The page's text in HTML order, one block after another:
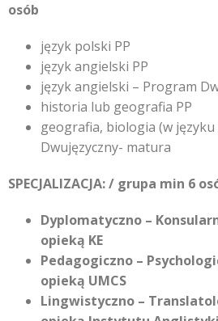
osób
język polski PP
język angielski PP
język angielski – Program
historia lub geografia PP
geografia, biologia (w
Dwujęzyczny- matura
SPECJALIZACJA: / grupa min 6
Dyplomatyczno –
opieką KE
Pedagogiczno –
opieką UMCS
Lingwistyczno –